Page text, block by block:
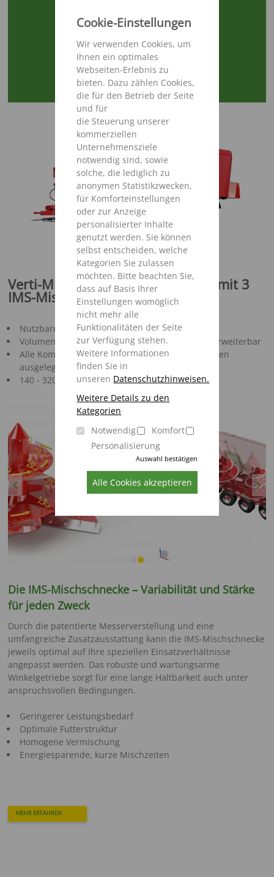
Cookie-Einstellungen
Wir verwenden Cookies, um
Ihnen ein optimales
Webseiten-Erlebnis zu
bieten. Dazu zählen Cookies,
die für den Betrieb der Seite
und für
die Steuerung unserer
kommerziellen
Unternehmensziele
notwendig sind, sowie
solche, die lediglich zu
anonymen Statistikzwecken,
für Komforteinstellungen
oder zur Anzeige
personalisierter Inhalte
genutzt werden. Sie können
selbst entscheiden, welche
Kategorien Sie zulassen
möchten. Bitte beachten Sie,
dass auf Basis Ihrer
Einstellungen womöglich
nicht mehr alle
Funktionalitäten der Seite
zur Verfügung stehen.
Weitere Informationen
finden Sie in
unseren Datenschutzhinweisen.
Weitere Details zu den
Kategorien
Notwendig
Komfort
Personalisierung
Auswahl bestätigen
Alle Cookies akzeptieren
VIDEO ANSEHEN
Verti-Mix Triple - Besser mischen mit 3
IMS-Mischschnecken
Nutzbares Mischvolumen 28,5 m³ - 45,0 m³
Volumen durch 180 mm und 360 mm Aufsätze erweiterbar
Alle Komponenten sind auf das maximale Volumen
ausgelegt
140 - 320 Kühe je Behälterfüllung
Previous Next
Die IMS-Mischschnecke – Variabilität und Stärke
für jeden Zweck
Durch die patentierte Messerverstellung und eine
umfangreiche Zusatzausstattung kann die IMS-Mischschnecke
jeweils optimal auf Ihre speziellen Einsatzverhältnisse
angepasst werden. Das robuste und wartungsarme
Winkelgetriebe sorgt für eine lange Haltbarkeit auch unter
anspruchsvollen Bedingungen.
Geringerer Leistungsbedarf
Optimale Futterstruktur
Homogene Vermischung
Energiesparende, kurze Mischzeiten
MEHR ERFAHREN